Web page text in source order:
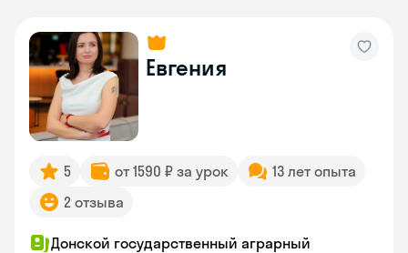
Евгения
5 от 1590 ₽ за урок
13 лет опыта
2 отзыва
Донской государственный аграрный